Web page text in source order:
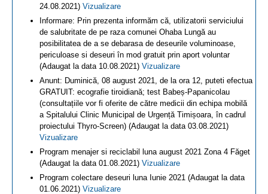
24.08.2021) Vizualizare
Informare: Prin prezenta informăm că, utilizatorii serviciului
de salubritate de pe raza comunei Ohaba Lungă au
posibilitatea de a se debarasa de deseurile voluminoase,
periculoase si deseuri în mod gratuit prin aport voluntar
(Adaugat la data 10.08.2021) Vizualizare
Anunt: Duminică, 08 august 2021, de la ora 12, puteti efectua
GRATUIT: ecografie tiroidiană; test Babeș-Papanicolau
(consultațiile vor fi oferite de către medicii din echipa mobilă
a Spitalului Clinic Municipal de Urgență Timișoara, în cadrul
proiectului Thyro-Screen) (Adaugat la data 03.08.2021)
Vizualizare
Program menajer si reciclabil luna august 2021 Zona 4 Făget
(Adaugat la data 01.08.2021) Vizualizare
Program colectare deseuri luna Iunie 2021 (Adaugat la data
01.06.2021) Vizualizare